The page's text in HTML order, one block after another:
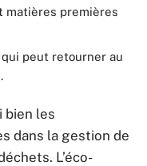
matières premières
peut retourner au
bien les
dans la gestion de
L’éco-